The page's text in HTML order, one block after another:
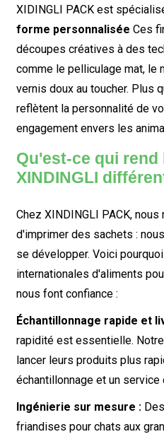
XIDINGLI PACK est
forme personnalisée Ces
découpes créatives à des
comme le pelliculage mat, le
vernis doux au toucher. Plus
reflètent la personnalité de
engagement envers les
Qu'est-ce qui rend
XINDINGLI
Chez XINDINGLI PACK,
d'imprimer des sachets :
se développer. Voici
internationales d'aliments
nous font confiance :
Échantillonnage rapide et
rapidité est essentielle.
lancer leurs produits plus
échantillonnage et un
Ingénierie sur mesure :
friandises pour chats aux